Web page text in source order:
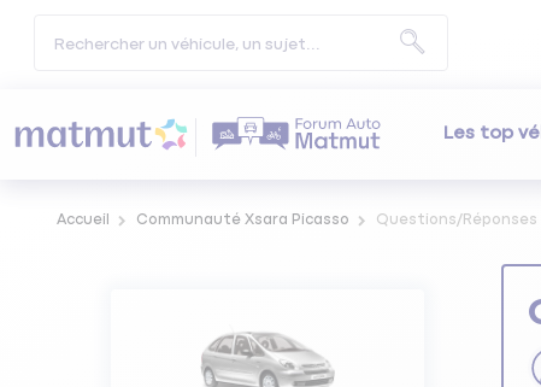
Les top
Accueil Communauté Xsara Picasso Questions/Réponses